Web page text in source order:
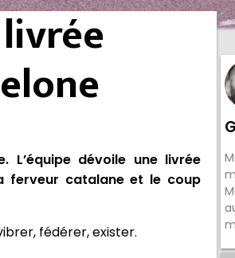
L’équipe dévoile une livrée
ferveur catalane et le coup
fédérer, exister.